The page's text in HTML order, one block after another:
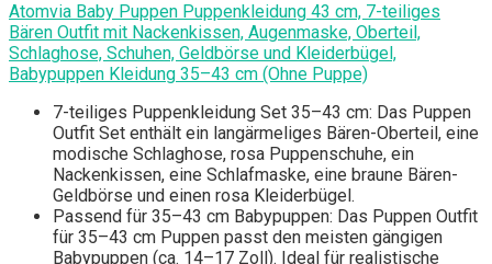
Atomvia Baby Puppen Puppenkleidung 43 cm, 7-teiliges
Bären Outfit mit Nackenkissen, Augenmaske, Oberteil,
Schlaghose, Schuhen, Geldbörse und Kleiderbügel,
Babypuppen Kleidung 35–43 cm (Ohne Puppe)
7-teiliges Puppenkleidung Set 35–43 cm: Das Puppen
Outfit Set enthält ein langärmeliges Bären-Oberteil, eine
modische Schlaghose, rosa Puppenschuhe, ein
Nackenkissen, eine Schlafmaske, eine braune Bären-
Geldbörse und einen rosa Kleiderbügel.
Passend für 35–43 cm Babypuppen: Das Puppen Outfit
für 35–43 cm Puppen passt den meisten gängigen
Babypuppen (ca. 14–17 Zoll). Ideal für realistische